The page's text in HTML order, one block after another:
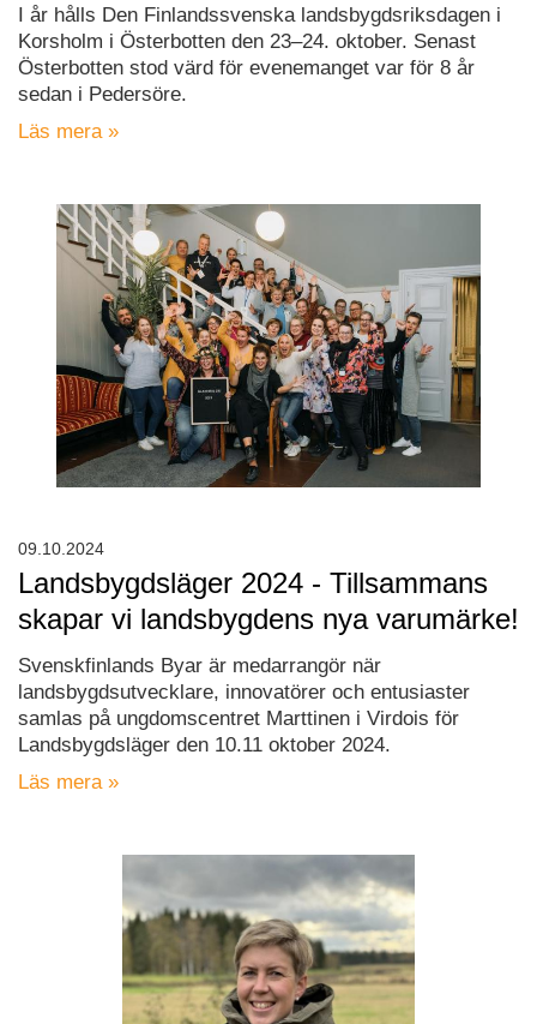
I år hålls Den Finlandssvenska landsbygdsriksdagen i
Korsholm i Österbotten den 23–24. oktober. Senast
Österbotten stod värd för evenemanget var för 8 år
sedan i Pedersöre.
Läs mera »
Landsbygdsläger 2024 - Tillsammans
skapar vi landsbygdens nya varumärke!
Svenskfinlands Byar är medarrangör när
landsbygdsutvecklare, innovatörer och entusiaster
samlas på ungdomscentret Marttinen i Virdois för
Landsbygdsläger den 10.11 oktober 2024.
Läs mera »
09.10.2024